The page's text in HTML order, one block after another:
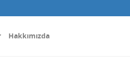
Hakkımızda